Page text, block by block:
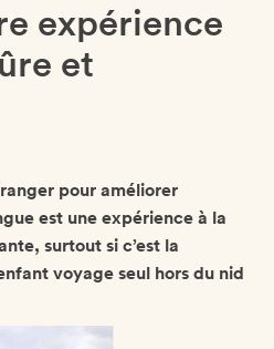
expérience
et
pour améliorer
est une expérience à la
surtout si c’est la
voyage seul hors du nid